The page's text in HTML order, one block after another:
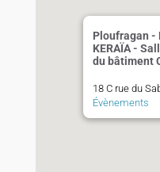
Ploufragan -
KERAÏA -
du bâtiment
18 C rue du
Évènements